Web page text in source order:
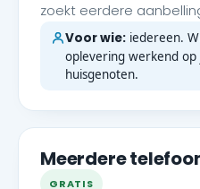
zoekt eerdere
Voor wie: iedereen.
oplevering werkend
huisgenoten.
Meerdere
GRATIS